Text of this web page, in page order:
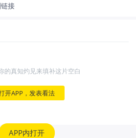
接
的真知灼见来填补这片空白
开APP，发表看法
APP内打开